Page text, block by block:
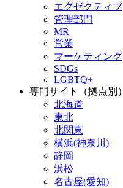
エグゼクティブ
管理部門
MR
営業
マーケティング
SDGs
LGBTQ+
専門サイト（拠点別）
北海道
東北
北関東
横浜(神奈川)
静岡
浜松
名古屋(愛知)